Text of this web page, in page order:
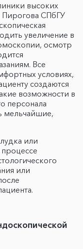
высоких
Пирогова СПбГУ
увеличение в
осмотр
Все
условиях,
создаются
возможности в
персонала
мельчайшие,
или
или